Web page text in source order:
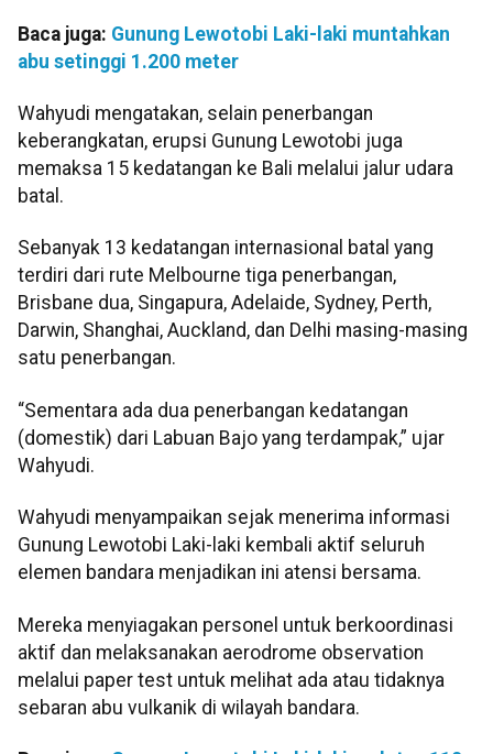
Baca juga: Gunung Lewotobi Laki-laki muntahkan
abu setinggi 1.200 meter
Wahyudi mengatakan, selain penerbangan
keberangkatan, erupsi Gunung Lewotobi juga
memaksa 15 kedatangan ke Bali melalui jalur udara
batal.
Sebanyak 13 kedatangan internasional batal yang
terdiri dari rute Melbourne tiga penerbangan,
Brisbane dua, Singapura, Adelaide, Sydney, Perth,
Darwin, Shanghai, Auckland, dan Delhi masing-masing
satu penerbangan.
“Sementara ada dua penerbangan kedatangan
(domestik) dari Labuan Bajo yang terdampak,” ujar
Wahyudi.
Wahyudi menyampaikan sejak menerima informasi
Gunung Lewotobi Laki-laki kembali aktif seluruh
elemen bandara menjadikan ini atensi bersama.
Mereka menyiagakan personel untuk berkoordinasi
aktif dan melaksanakan aerodrome observation
melalui paper test untuk melihat ada atau tidaknya
sebaran abu vulkanik di wilayah bandara.